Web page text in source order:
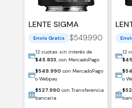
LENTE SIGMA
AF15MM FUJI-X DC
F/1.4 (C) / 406752
$549.990
Envío Gratis
12 cuotas sin interés de
$45.833, con MercadoPago
$549.990 con MercadoPago
o Webpay
$527.990 con Transferencia
bancaria
F/
12
$
$
o
$